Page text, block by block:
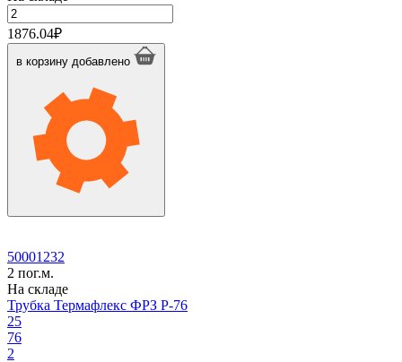
Количество
товара
Трубка
Термафлекс
1876.04₽
в корзину добавлено
50001232
2 пог.м.
На складе
Трубка Термафлекс ФРЗ P-76
25
76
2